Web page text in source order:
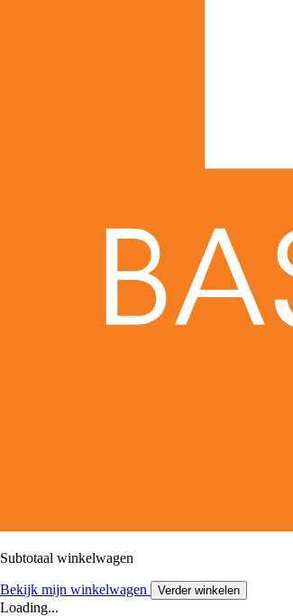
Subtotaal winkelwagen
Bekijk mijn winkelwagen Verder winkelen
Loading...